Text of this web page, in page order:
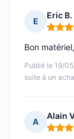
E
Eric B.
Note :
Publié le 19/
suite à un
Bon
A
Alain
Note :